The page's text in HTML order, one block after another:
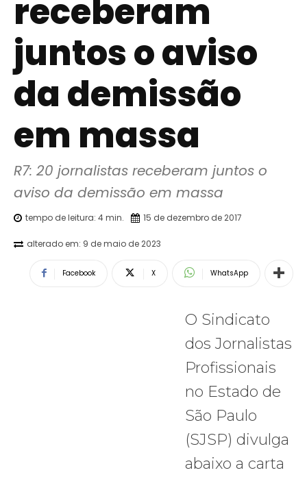
receberam
juntos o aviso
da demissão
em massa
R7: 20 jornalistas receberam juntos o
aviso da demissão em massa
tempo de leitura: 4min. 15 de dezembro de 2017
alterado em: 9 de maio de 2023
Facebook X WhatsApp
O Sindicato
dos Jornalistas
Profissionais
no Estado de
São Paulo
(SJSP) divulga
abaixo a carta